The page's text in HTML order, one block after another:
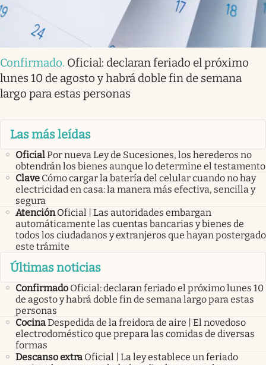
Confirmado. Oficial: declaran feriado el próximo
lunes 10 de agosto y habrá doble fin de semana
largo para estas personas
Las más leídas
OficialPor nueva Ley de Sucesiones, los herederos no
obtendrán los bienes aunque lo determine el testamento
Clave Cómo cargar la batería del celular cuando no hay
electricidad en casa: la manera más efectiva, sencilla y
segura
Atención Oficial | Las autoridades embargan
automáticamente las cuentas bancarias y bienes de
todos los ciudadanos y extranjeros que hayan postergado
este trámite
Últimas noticias
Confirmado Oficial: declaran feriado el próximo lunes 10
de agosto y habrá doble fin de semana largo para estas
personas
CocinaDespedida de la freidora de aire | El novedoso
electrodoméstico que prepara las comidas de diversas
formas
Descanso extra Oficial | La ley establece un feriado